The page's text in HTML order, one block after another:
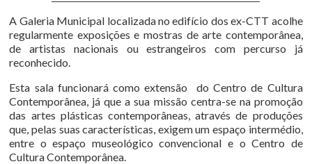
A Galeria Municipal localizada no edifício dos ex-CTT acolhe
regularmente exposições e mostras de arte contemporânea,
de artistas nacionais ou estrangeiros com percurso já
reconhecido.
Esta sala funcionará como extensão do Centro de Cultura
Contemporânea, já que a sua missão centra-se na promoção
das artes plásticas contemporâneas, através de produções
que, pelas suas características, exigem um espaço intermédio,
entre o espaço museológico convencional e o Centro de
Cultura Contemporânea.